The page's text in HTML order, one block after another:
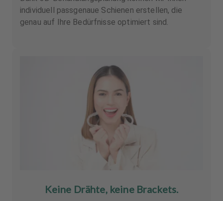
individuell passgenaue Schienen erstellen, die
genau auf Ihre Bedürfnisse optimiert sind.
Keine Drähte, keine Brackets.